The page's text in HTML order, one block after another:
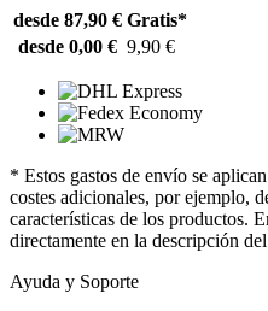
desde 87,90 € Gratis*
desde 0,00 € 9,90 €
* Estos gastos de envío se
costes adicionales, por ejemplo,
características de los productos.
directamente en la descripción
Ayuda y Soporte